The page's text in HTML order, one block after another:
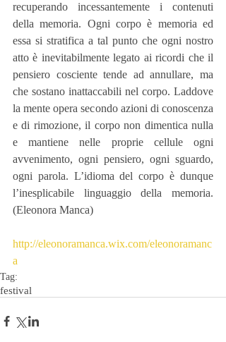
recuperando incessantemente i contenuti
della memoria. Ogni corpo è memoria ed
essa si stratifica a tal punto che ogni nostro
atto è inevitabilmente legato ai ricordi che il
pensiero cosciente tende ad annullare, ma
che sostano inattaccabili nel corpo. Laddove
la mente opera secondo azioni di conoscenza
e di rimozione, il corpo non dimentica nulla
e mantiene nelle proprie cellule ogni
avvenimento, ogni pensiero, ogni sguardo,
ogni parola. L’idioma del corpo è dunque
l’inesplicabile linguaggio della memoria.
(Eleonora Manca)
http://eleonoramanca.wix.com/eleonoramanc
a
Tag:
festival